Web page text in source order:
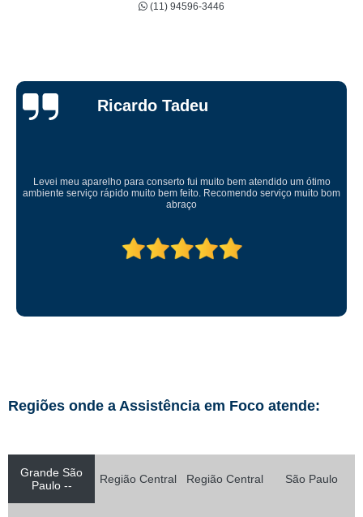
(11) 94596-3446
Ricardo Tadeu
Levei meu aparelho para conserto fui muito bem atendido um ótimo
ambiente serviço rápido muito bem feito. Recomendo serviço muito bom
abraço
Regiões onde a Assistência em Foco atende:
Grande São
Paulo --
Região Central Região Central São Paulo